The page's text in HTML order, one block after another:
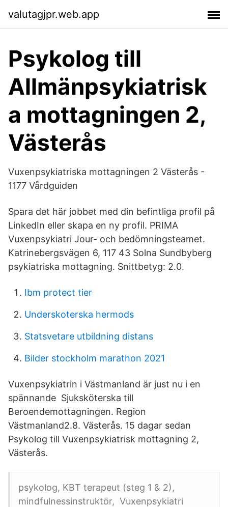
valutagjpr.web.app
Psykolog till
Allmänpsykiatrisk
a mottagningen 2,
Västerås
Vuxenpsykiatriska mottagningen 2 Västerås -
1177 Vårdguiden
Spara det här jobbet med din befintliga profil på
LinkedIn eller skapa en ny profil. PRIMA
Vuxenpsykiatri Jour- och bedömningsteamet.
Katrinebergsvägen 6, 117 43 Solna Sundbyberg
psykiatriska mottagning. Snittbetyg: 2.0.
Ibm protect tier
Underskoterska hermods
Statsvetare utbildning distans
Bilder stockholm marathon 2021
Vuxenpsykiatrin i Västmanland är just nu i en
spännande Sjuksköterska till
Beroendemottagningen. Region
Västmanland2.8. Västerås. 15 dagar sedan
Psykolog till Vuxenpsykiatrisk mottagning 2,
Västerås.
psykolog, KBT terapeut (steg 1 & 2),
mindfulnessinstruktör, Vuxenpsykiatri